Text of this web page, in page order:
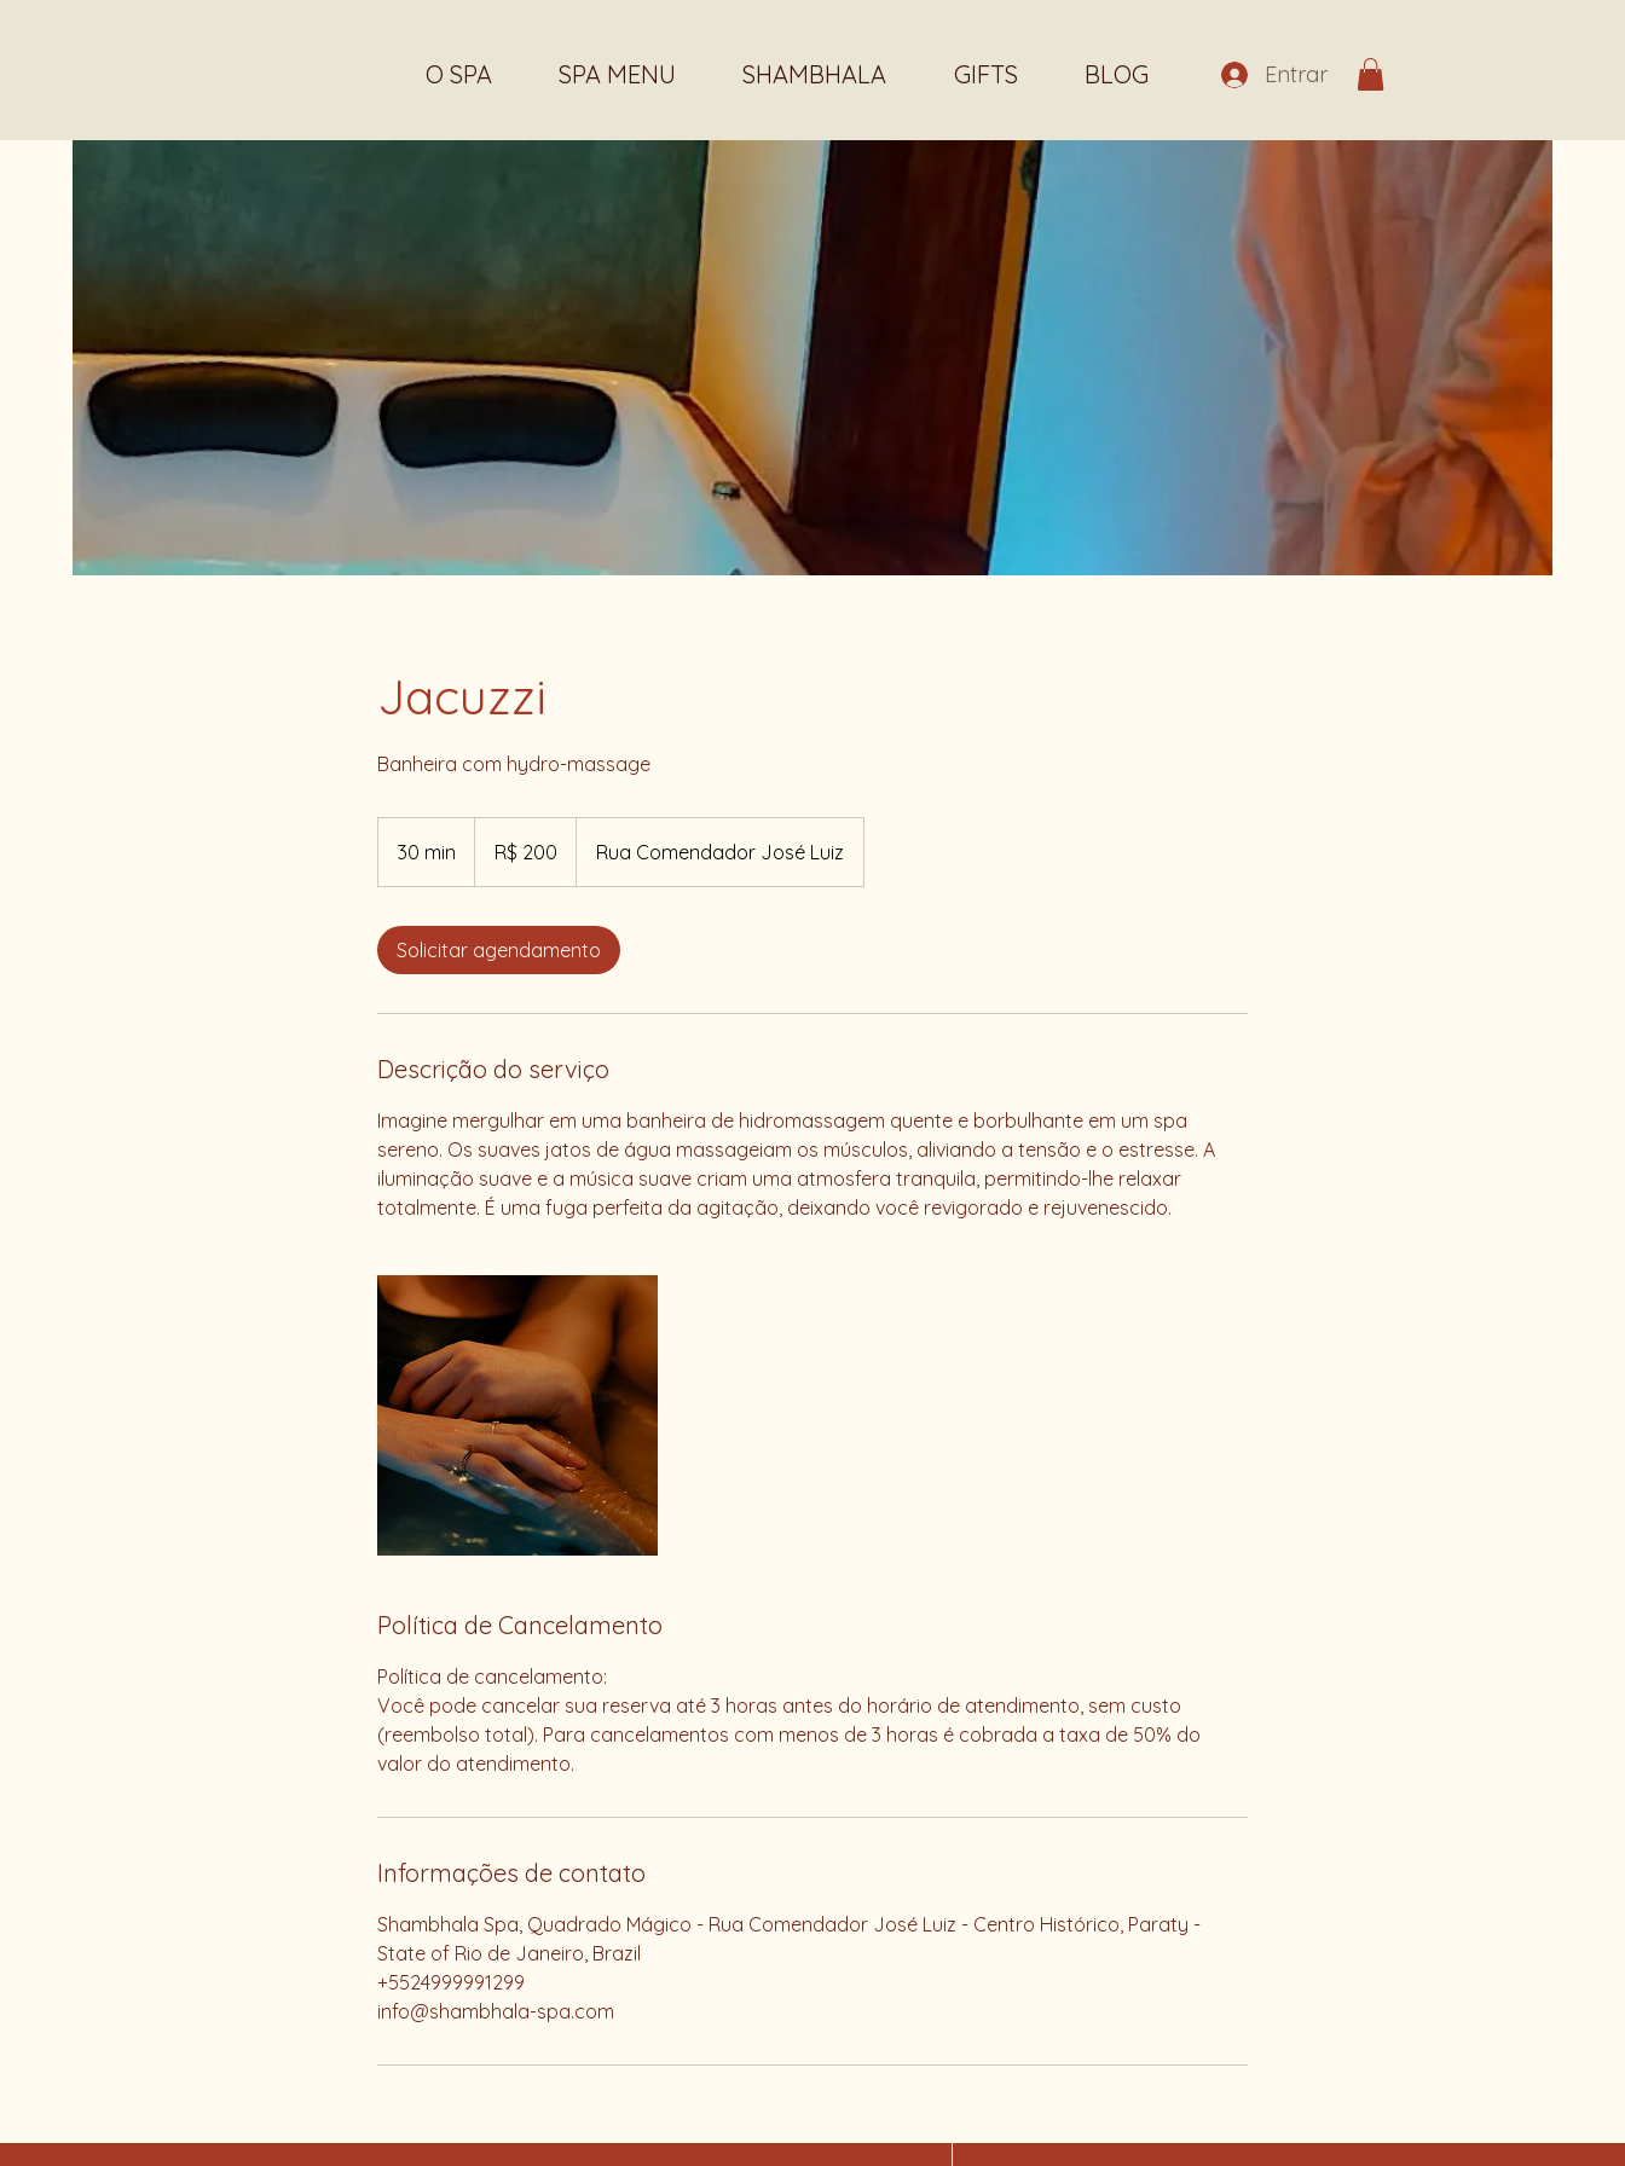
O SPA SPA MENU SHAMBHALA GIFTS BLOG Entrar
Jacuzzi
Banheira com hydro-massage
30 min
0
brasileiros
R$ 200 Rua Comendador José Luiz
Solicitar agendamento
Descrição do serviço
Imagine mergulhar em uma banheira de hidromassagem quente e borbulhante em um spa
sereno. Os suaves jatos de água massageiam os músculos, aliviando a tensão e o estresse. A
iluminação suave e a música suave criam uma atmosfera tranquila, permitindo-lhe relaxar
totalmente. É uma fuga perfeita da agitação, deixando você revigorado e rejuvenescido.
Política de Cancelamento
Política de cancelamento:
Você pode cancelar sua reserva até 3 horas antes do horário de atendimento, sem custo
(reembolso total). Para cancelamentos com menos de 3 horas é cobrada a taxa de 50% do
valor do atendimento.
Informações de contato
Shambhala Spa, Quadrado Mágico - Rua Comendador José Luiz - Centro Histórico, Paraty -
State of Rio de Janeiro, Brazil
+5524999991299
info@shambhala-spa.com